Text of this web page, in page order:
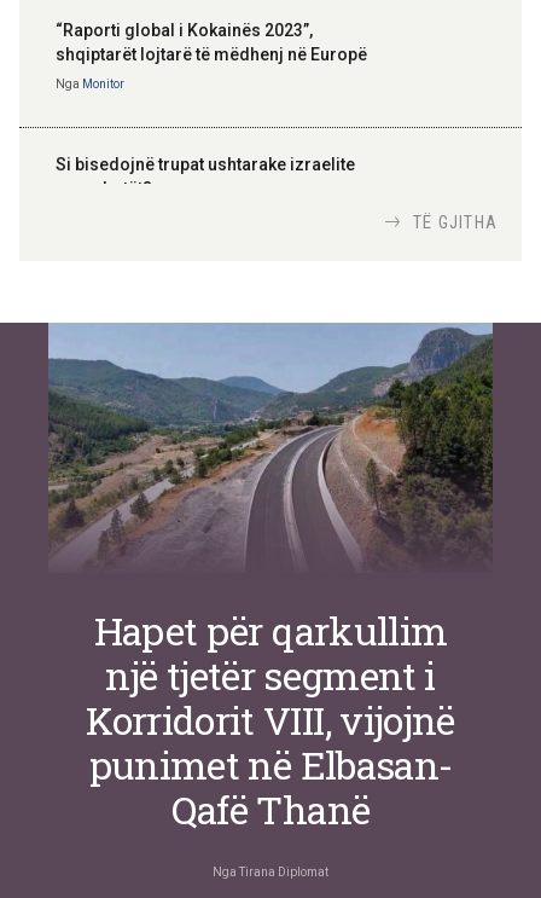
“Raporti global i Kokainës 2023”,
shqiptarët lojtarë të mëdhenj në Europë
Nga Monitor
Si bisedojnë trupat ushtarake izraelite
me robotët?
inteligjente izraelite
TË GJITHA
Hapet për qarkullim
një tjetër segment i
Korridorit VIII, vijojnë
punimet në Elbasan-
Qafë Thanë
Nga Tirana Diplomat